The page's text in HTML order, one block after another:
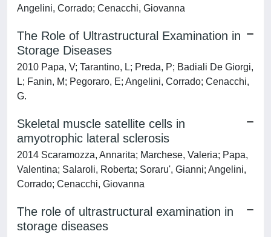
Angelini, Corrado; Cenacchi, Giovanna
The Role of Ultrastructural Examination in
Storage Diseases
2010 Papa, V; Tarantino, L; Preda, P; Badiali De Giorgi,
L; Fanin, M; Pegoraro, E; Angelini, Corrado; Cenacchi,
G.
Skeletal muscle satellite cells in
amyotrophic lateral sclerosis
2014 Scaramozza, Annarita; Marchese, Valeria; Papa,
Valentina; Salaroli, Roberta; Soraru', Gianni; Angelini,
Corrado; Cenacchi, Giovanna
The role of ultrastructural examination in
storage diseases